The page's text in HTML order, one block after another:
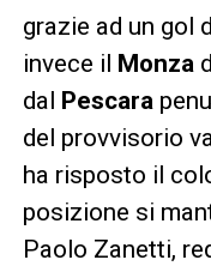
grazie ad un gol
invece il
Monza
dal
Pescara
del provvisorio
ha risposto il
posizione si
Paolo Zanetti,